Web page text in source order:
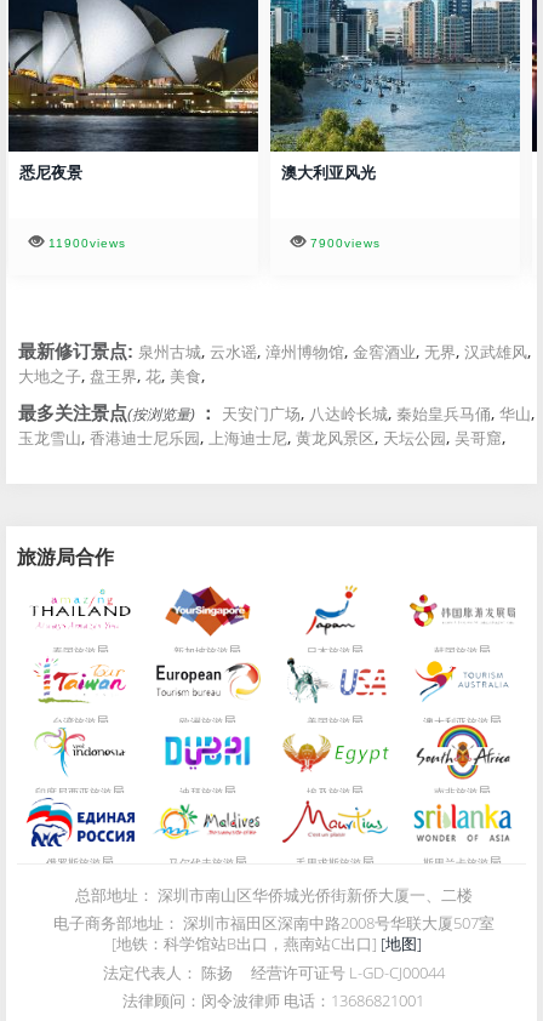
悉尼夜景
11900views
澳大利亚风光
7900views
最新修订景点: 泉州古城, 云水谣, 漳州博物馆, 金窖酒业, 无界, 汉武雄风,
大地之子, 盘王界, 花, 美食,
最多关注景点(按浏览量) ： 天安门广场, 八达岭长城, 秦始皇兵马俑, 华山,
玉龙雪山, 香港迪士尼乐园, 上海迪士尼, 黄龙风景区, 天坛公园, 吴哥窟,
旅游局合作
泰国旅游局 新加坡旅游局 日本旅游局 韩国旅游局
台湾旅游局 欧洲旅游局 美国旅游局 澳大利亚旅游局
印度尼西亚旅游局 迪拜旅游局 埃及旅游局 南非旅游局
俄罗斯旅游局 马尔代夫旅游局 毛里求斯旅游局 斯里兰卡旅游局
总部地址： 深圳市南山区华侨城光侨街新侨大厦一、二楼
电子商务部地址： 深圳市福田区深南中路2008号华联大厦507室
[地铁：科学馆站B出口，燕南站C出口] [地图]
法定代表人： 陈扬 经营许可证号 L-GD-CJ00044
法律顾问： 闵令波律师 电话：13686821001